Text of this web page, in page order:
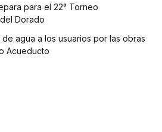
para el 22° Torneo
Dorado
agua a los usuarios por las obras
Acueducto